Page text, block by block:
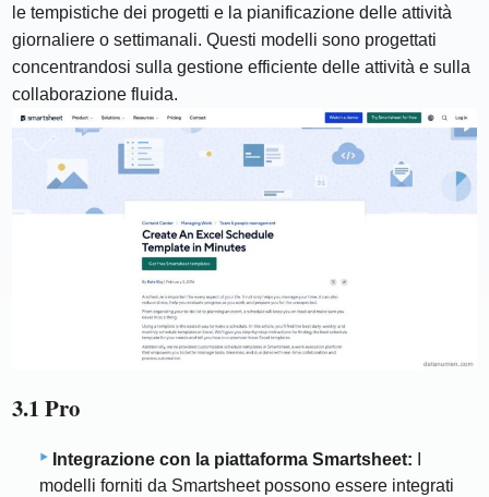
le tempistiche dei progetti e la pianificazione delle attività
giornaliere o settimanali. Questi modelli sono progettati
concentrandosi sulla gestione efficiente delle attività e sulla
collaborazione fluida.
3.1 Pro
Integrazione con la piattaforma Smartsheet:
modelli forniti da Smartsheet possono essere integrati